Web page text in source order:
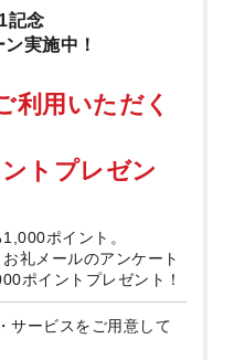
記念
実施中！
利用いただく
トプレゼン
ポイント。
礼メールのアンケート
ポイントプレゼント！
サービスをご用意して